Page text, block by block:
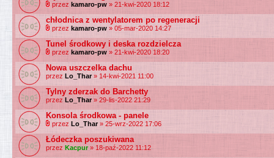
przez kamaro-pw » 21-kwi-2020 18:12
chłodnica z wentylatorem po regeneracji
przez kamaro-pw » 05-mar-2020 14:27
Tunel środkowy i deska rozdzielcza
przez kamaro-pw » 21-kwi-2020 18:20
Nowa uszczelka dachu
przez Lo_Thar» 14-kwi-2021 11:00
Tylny zderzak do Barchetty
przez Lo_Thar» 29-lis-2022 21:29
Konsola środkowa - panele
przez Lo_Thar» 25-wrz-2022 17:06
Łódeczka poszukiwana
przez Kacpur» 18-paź-2022 11:12